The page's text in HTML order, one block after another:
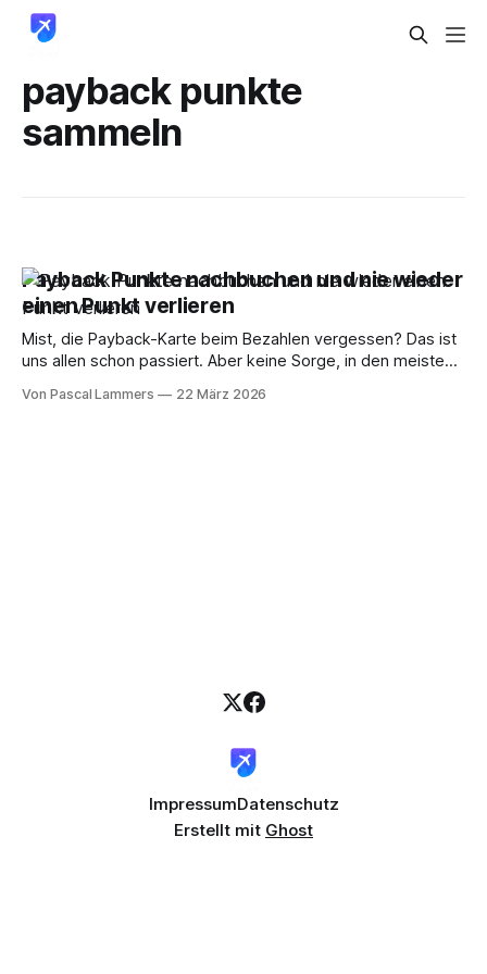
payback punkte
sammeln
Payback Punkte nachbuchen und nie wieder
einen Punkt verlieren
Mist, die Payback-Karte beim Bezahlen vergessen? Das ist
uns allen schon passiert. Aber keine Sorge, in den meisten
verzichten. Solange Sie den Kassenbon noch haben,
Von Pascal Lammers 22 März 2026
ImpressumDatenschutz
Erstellt mit Ghost